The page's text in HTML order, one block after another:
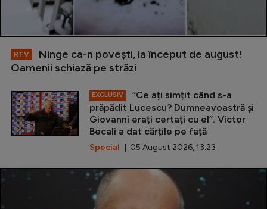
RTV
Ninge ca-n povești, la început de august!
Oamenii schiază pe străzi
EXCLUSIV
”Ce ați simțit când s-a
prăpădit Lucescu? Dumneavoastră și
Giovanni erați certați cu el”. Victor
Becali a dat cărțile pe față
Special | 05 August 2026, 13:23